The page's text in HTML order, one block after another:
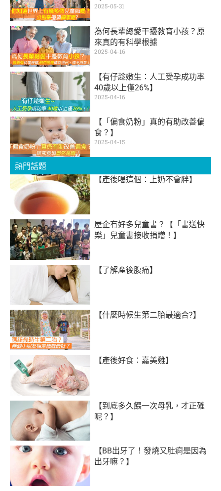
2025-05-31
為何長輩總愛干擾教育小孩？原
來真的有科學根據
2025-04-16
【有仔趁嫩生：人工受孕成功率
40歲以上僅26%】
2025-04-16
【「偏食奶粉」真的有助改善偏
食？】
2025-04-15
熱門話題
【產後喝這個：上奶不會胖】
屋企有好多兒童書？【「書送快
樂」兒童書接收捐贈！】
【了解產後腹痛】
【什麼時候生第二胎最適合?】
【產後好食：嘉美雞】
【到底多久餵一次母乳，才正確
呢？】
【BB出牙了！發燒又肚痾是因為
出牙嘛？】